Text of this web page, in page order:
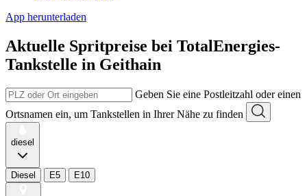
App herunterladen
Aktuelle Spritpreise bei TotalEnergies-
Tankstelle in Geithain
Geben Sie eine Postleitzahl oder einen
Ortsnamen ein, um Tankstellen in Ihrer Nähe zu finden
diesel
Diesel E5 E10